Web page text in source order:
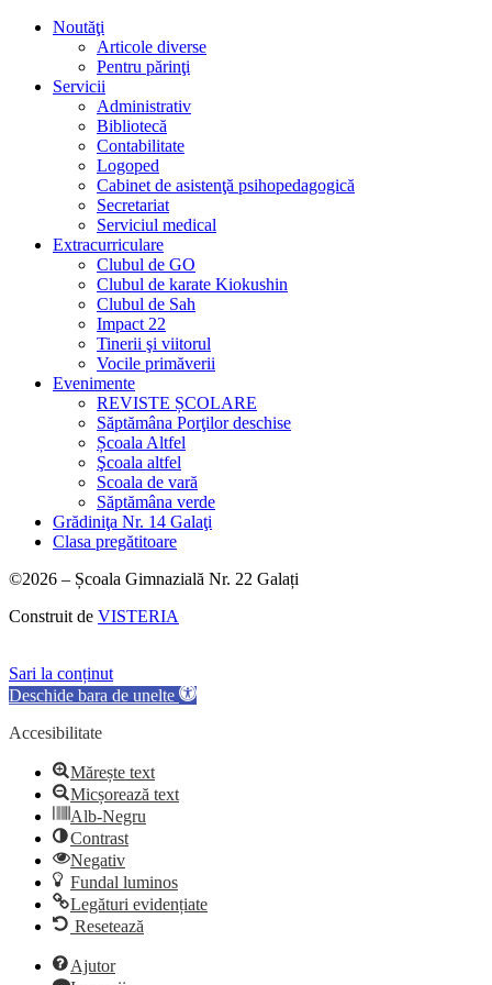
Noutăţi
Articole diverse
Pentru părinţi
Servicii
Administrativ
Bibliotecă
Contabilitate
Logoped
Cabinet de asistenţă psihopedagogică
Secretariat
Serviciul medical
Extracurriculare
Clubul de GO
Clubul de karate Kiokushin
Clubul de Sah
Impact 22
Tinerii şi viitorul
Vocile primăverii
Evenimente
REVISTE ȘCOLARE
Săptămâna Porţilor deschise
Școala Altfel
Şcoala altfel
Scoala de vară
Săptămâna verde
Grădiniţa Nr. 14 Galaţi
Clasa pregătitoare
©2026 – Școala Gimnazială Nr. 22 Galați
Construit de VISTERIA
Sari la conținut
Deschide bara de unelte
Accesibilitate
Mărește text
Micșorează text
Alb-Negru
Contrast
Negativ
Fundal luminos
Legături evidențiate
Resetează
Ajutor